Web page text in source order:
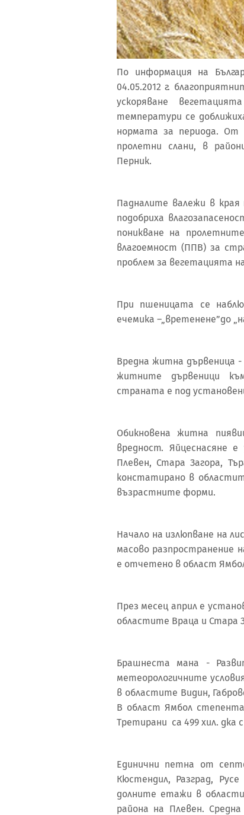
По информация на
04.05.2012 г.
ускоряване
температури се
нормата за периода. От
пролетни слани, в
Перник.
Падналите валежи в
подобриха
поникване на
влагоемност (ППВ) за
проблем за вегетацията
При пшеницата се
ечемика –„вретенене”до
Вредна житна дървеница
житните дървеници
страната е под
Обикновена житна
вредност. Яйцеснасяне
Плевен, Стара Загора,
констатирано в
възрастните форми.
Начало на излюпване на
масово разпространение
е отчетено в област
През месец април е
областите Враца и Стара
Брашнеста мана -
метеорологичните
в областите Видин,
В област Ямбол
Третирани са 499 хил. дка
Единични петна от
Кюстендил, Разград,
долните етажи в
района на Плевен.